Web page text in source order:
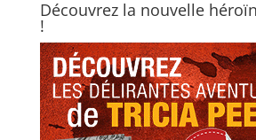
Découvrez la nouvelle
!